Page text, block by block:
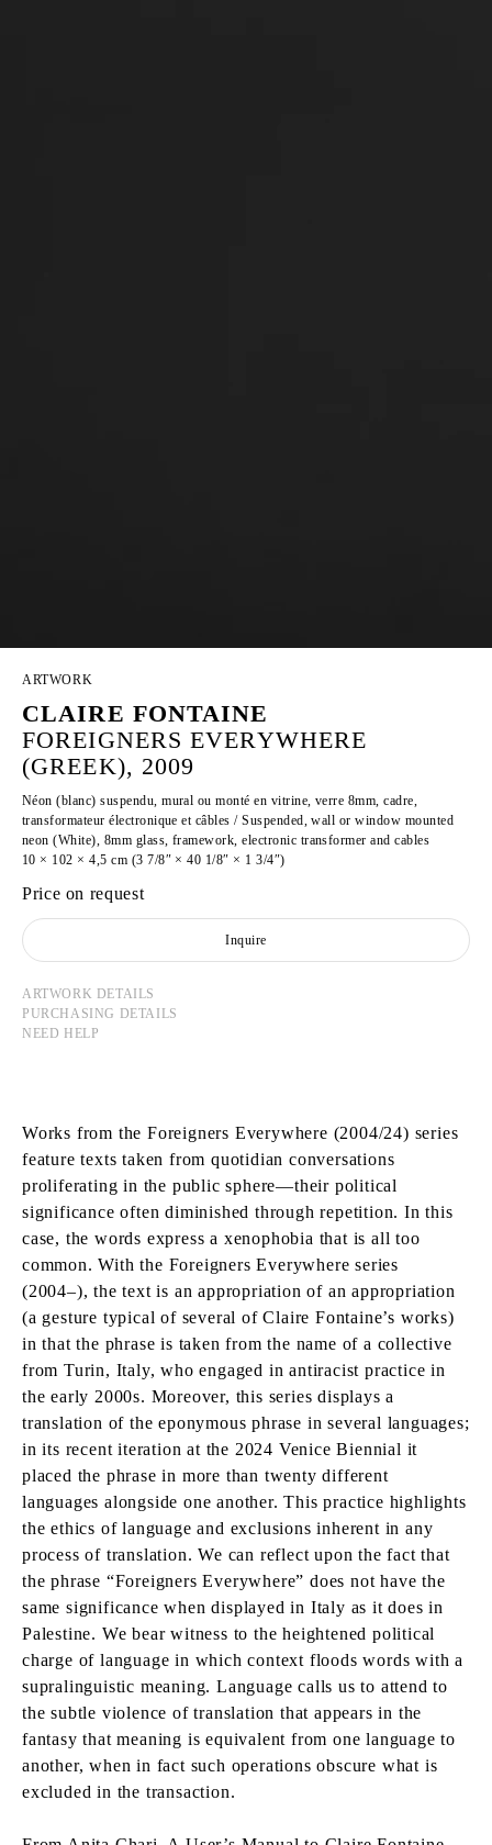
ARTWORK
CLAIRE FONTAINE
FOREIGNERS EVERYWHERE
(GREEK), 2009
Néon (blanc) suspendu, mural ou monté en vitrine, verre 8mm, cadre,
transformateur électronique et câbles / Suspended, wall or window mounted
neon (White), 8mm glass, framework, electronic transformer and cables
10 × 102 × 4,5 cm (3 7/8″ × 40 1/8″ × 1 3/4″)
Price on request
Inquire
ARTWORK DETAILS
PURCHASING DETAILS
NEED HELP
Works from the Foreigners Everywhere (2004/24) series
feature texts taken from quotidian conversations
proliferating in the public sphere—their political
significance often diminished through repetition. In this
case, the words express a xenophobia that is all too
common. With the Foreigners Everywhere series
(2004–), the text is an appropriation of an appropriation
(a gesture typical of several of Claire Fontaine’s works)
in that the phrase is taken from the name of a collective
from Turin, Italy, who engaged in antiracist practice in
the early 2000s. Moreover, this series displays a
translation of the eponymous phrase in several languages;
in its recent iteration at the 2024 Venice Biennial it
placed the phrase in more than twenty different
languages alongside one another. This practice highlights
the ethics of language and exclusions inherent in any
process of translation. We can reflect upon the fact that
the phrase “Foreigners Everywhere” does not have the
same significance when displayed in Italy as it does in
Palestine. We bear witness to the heightened political
charge of language in which context floods words with a
supralinguistic meaning. Language calls us to attend to
the subtle violence of translation that appears in the
fantasy that meaning is equivalent from one language to
another, when in fact such operations obscure what is
excluded in the transaction.